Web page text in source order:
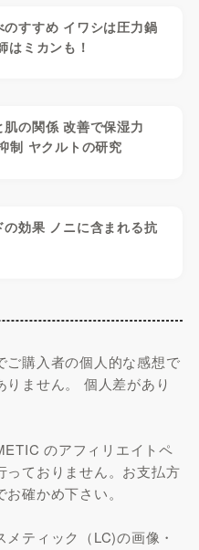
のすすめ イワシは圧力鍋
はミカンも！
肌の関係 改善で保湿力
制 ヤクルトの研究
の効果 ノニに含まれる抗
ご購入者の個人的な感想で
ません。 個人差があり
のアフィリエイトペ
っておりません。お支払方
確かめ下さい。
ティック（LC)の画像・